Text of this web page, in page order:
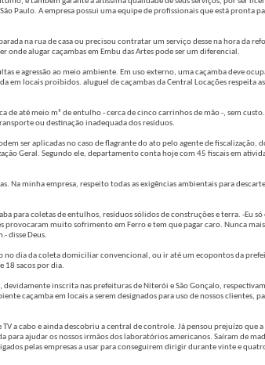
Paulo. A empresa possui uma equipe de profissionais que está pronta
na rua de casa ou precisou contratar um serviço desse na hora da
onde alugar caçambas em Embu das Artes pode ser um diferencial.
e agressão ao meio ambiente. Em uso externo, uma caçamba deve
em locais proibidos. aluguel de caçambas da Central Locações respeita
até meio m³ de entulho - cerca de cinco carrinhos de mão -, sem
ou destinação inadequada dos resíduos.
ser aplicadas no caso de flagrante do ato pelo agente de fiscalização,
Geral. Segundo ele, departamento conta hoje com 45 fiscais em
Na minha empresa, respeito todas as exigências ambientais para
para coletas de entulhos, resíduos sólidos de construções e terra. -Eu
provocaram muito sofrimento em Ferro e tem que pagar caro. Nunca
disse Deus.
no dia da coleta domiciliar convencional, ou ir até um ecopontos da
18 sacos por dia.
inscrita nas prefeituras de Niterói e São Gonçalo,
caçamba em locais a serem designados para uso de nossos clientes,
a cabo e ainda descobriu a central de controle. Já pensou prejuízo que a
para ajudar os nossos irmãos dos laboratórios americanos. Saíram de
pelas empresas a usar para conseguirem dirigir durante vinte e